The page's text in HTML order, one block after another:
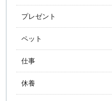
プレゼント
ペット
仕事
休養